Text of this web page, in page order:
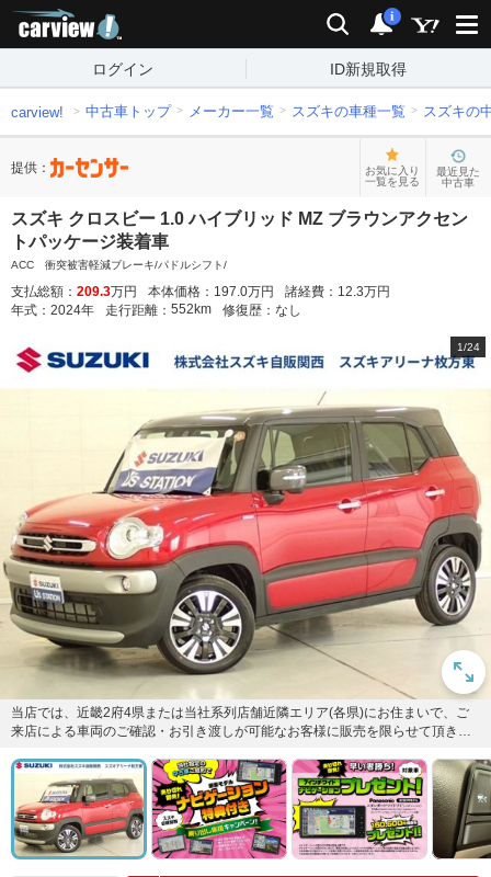
検索 通知
i
ログイン ID新規取得
carview! 中古車トップ メーカー一覧 スズキの車種一覧 スズキの
提供：
お気に入り
一覧を見る
最近見た
中古車
スズキ クロスビー 1.0 ハイブリッド MZ ブラウンアクセン
トパッケージ装着車
ACC 衝突被害軽減ブレーキ/パドルシフト/
支払総額： 209.3万円 本体価格： 197.0万円 諸経費： 12.3万円
年式： 2024年 走行距離： 552 km 修復歴： なし
1/24
当店では、近畿2府4県または当社系列店舗近隣エリア(各県)にお住まいで、ご
来店による車両のご確認・お引き渡しが可能なお客様に販売を限らせて頂きま